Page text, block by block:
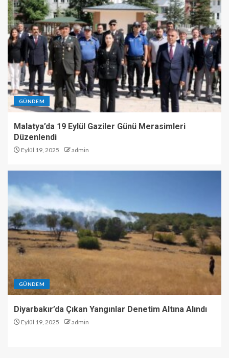
GÜNDEM
Malatya’da 19 Eylül Gaziler Günü Merasimleri
Düzenlendi
Eylül 19, 2025 admin
GÜNDEM
Diyarbakır’da Çıkan Yangınlar Denetim Altına Alındı
Eylül 19, 2025 admin